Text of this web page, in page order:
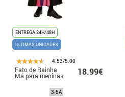
ENTREGA 24H/48H
ÚLTIMAS UNIDADES
4.53/5.00
Fato de Rainha
Má para meninas 18.99€
3-5A